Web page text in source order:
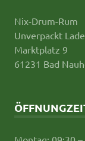
Nix-Drum-Rum
Unverpackt
Marktplatz 9
61231 Bad